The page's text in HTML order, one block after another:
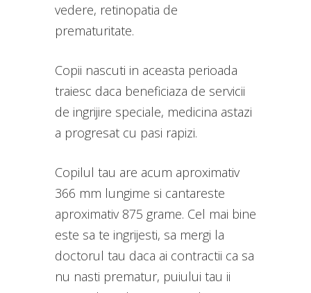
vedere, retinopatia de
prematuritate.
Copii nascuti in aceasta perioada
traiesc daca beneficiaza de servicii
de ingrijire speciale, medicina astazi
a progresat cu pasi rapizi.
Copilul tau are acum aproximativ
366 mm lungime si cantareste
aproximativ 875 grame. Cel mai bine
este sa te ingrijesti, sa mergi la
doctorul tau daca ai contractii ca sa
nu nasti prematur, puiului tau ii